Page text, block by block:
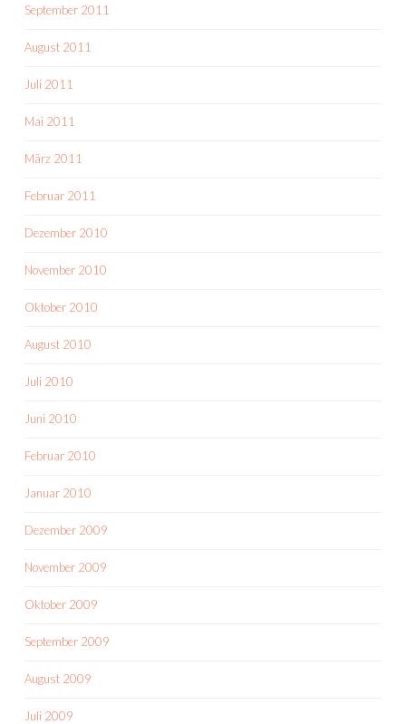
September 2011
August 2011
Juli 2011
Mai 2011
März 2011
Februar 2011
Dezember 2010
November 2010
Oktober 2010
August 2010
Juli 2010
Juni 2010
Februar 2010
Januar 2010
Dezember 2009
November 2009
Oktober 2009
September 2009
August 2009
Juli 2009